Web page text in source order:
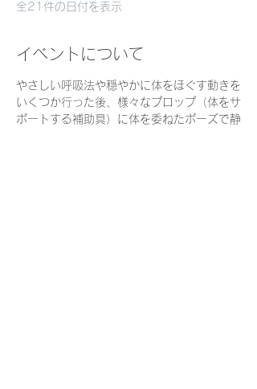
全21件の日付を表示
イベントについて
やさしい呼吸法や穏やかに体をほぐす動きを
いくつか行った後、様々なプロップ（体をサ
ポートする補助具）に体を委ねたポーズで静